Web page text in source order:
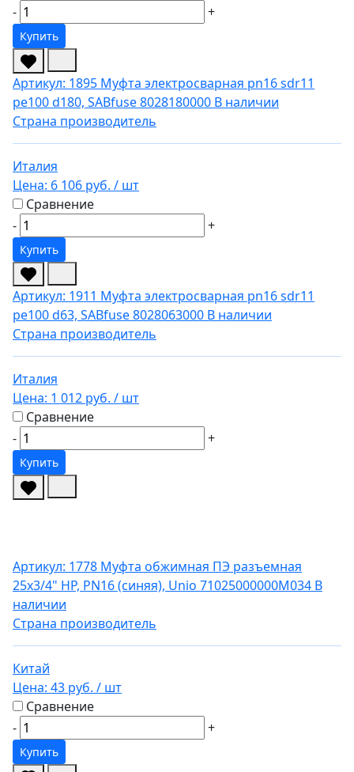
-
+
Купить
Артикул: 1895 Муфта электросварная pn16 sdr11
pe100 d180, SABfuse 8028180000 В наличии
Страна производитель
Италия
Цена: 6 106 руб. / шт
Сравнение
-
+
Купить
Артикул: 1911 Муфта электросварная pn16 sdr11
pe100 d63, SABfuse 8028063000 В наличии
Страна производитель
Италия
Цена: 1 012 руб. / шт
Сравнение
-
+
Купить
Артикул: 1778 Муфта обжимная ПЭ разъемная
25х3/4" НР, PN16 (синяя), Unio 71025000000M034 В
наличии
Страна производитель
Китай
Цена: 43 руб. / шт
Сравнение
-
+
Купить